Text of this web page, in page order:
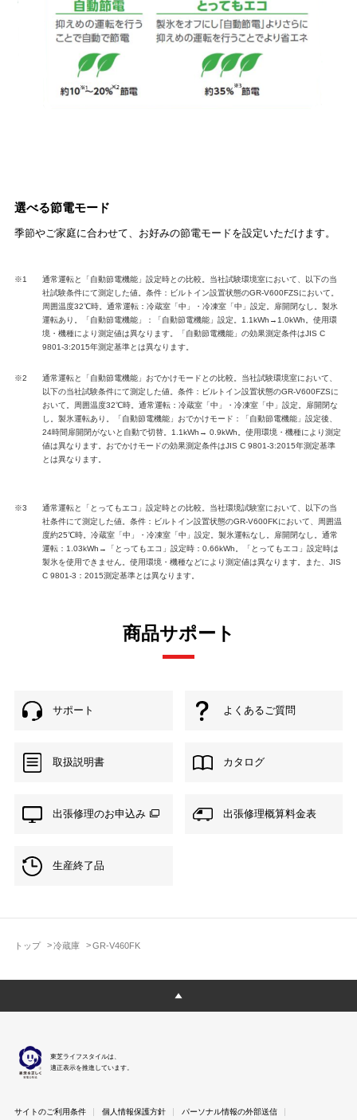
トップ 冷蔵庫 GR-V460FK
選べる節電モード
季節やご家庭に合わせて、お好みの節電モードを設定いただけます。
※1
通常運転と「自動節電機能」設定時との比較。当社試験環境室において、以下の当
社試験条件にて測定した値。条件：ビルトイン設置状態のGR-V600FZSにおいて。
周囲温度32℃時。通常運転：冷蔵室「中」・冷凍室「中」設定。扉開閉なし。製氷
運転あり。「自動節電機能」：「自動節電機能」設定。1.1kWh→1.0kWh。使用環
境・機種により測定値は異なります。「自動節電機能」の効果測定条件はJIS C
9801-3:2015年測定基準とは異なります。
※2
通常運転と「自動節電機能」おでかけモードとの比較。当社試験環境室において、
以下の当社試験条件にて測定した値。条件：ビルトイン設置状態のGR-V600FZSに
おいて。周囲温度32℃時。通常運転：冷蔵室「中」・冷凍室「中」設定。扉開閉な
し。製氷運転あり。「自動節電機能」おでかけモード：「自動節電機能」設定後、
24時間扉開閉がないと自動で切替。1.1kWh→ 0.9kWh。使用環境・機種により測定
値は異なります。おでかけモードの効果測定条件はJIS C 9801-3:2015年測定基準
とは異なります。
※3
通常運転と「とってもエコ」設定時との比較。当社環境試験室において、以下の当
社条件にて測定した値。条件：ビルトイン設置状態のGR-V600FKにおいて、周囲温
度約25℃時。冷蔵室「中」・冷凍室「中」設定。製氷運転なし。扉開閉なし。通常
運転：1.03kWh→「とってもエコ」設定時：0.66kWh。「とってもエコ」設定時は
製氷を使用できません。使用環境・機種などにより測定値は異なります。また、JIS
C 9801-3：2015測定基準とは異なります。
商品サポート
サポート よくあるご質問
取扱説明書 カタログ
出張修理のお申込み 出張修理概算料金表
生産終了品
東芝ライフスタイルは、
適正表示を推進しています。
サイトのご利用条件 個人情報保護方針 パーソナル情報の外部送信